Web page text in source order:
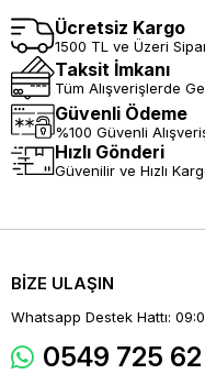
Ücretsiz Kargo
1500 TL ve Üzeri
Taksit İmkanı
Tüm Alışverişlerde
Güvenli Ödeme
%100 Güvenli
Hızlı Gönderi
Güvenilir ve Hızlı
BİZE ULAŞIN
Whatsapp Destek Hattı:
0549 725